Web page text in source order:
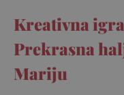
Kreativna
Prekrasna
Mariju